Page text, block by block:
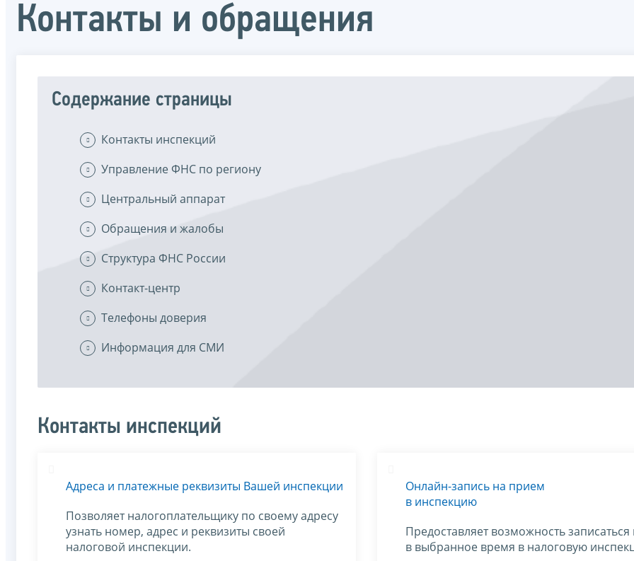
Контакты и обращения
Содержание страницы
Контакты инспекций
Управление ФНС по региону
Центральный аппарат
Обращения и жалобы
Структура ФНС России
Контакт-центр
Телефоны доверия
Информация для СМИ
Контакты инспекций
Адреса и платежные реквизиты Вашей инспекции
Позволяет налогоплательщику по своему адресу
узнать номер, адрес и реквизиты своей
налоговой инспекции.
Онлайн-запись на прием
в инспекцию
Предоставляет возможность
в выбранное время в налоговую